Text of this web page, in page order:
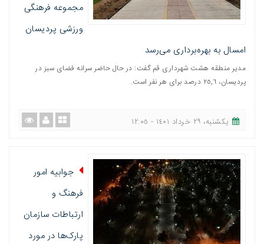
مجموعه فرهنگی
ورزشی پردیسان
امسال به بهره‌برداری می‌رسد
مدیر منطقه هشت شهرداری قم گفت: در حال حاضر سرانه فضای سبز در
پردیسان، ٢٥,٦ درصد برای هر نفر است.
یکشنبه، ٢٩ خرداد ١٤٠١ - ١٢:٠٥
جوابیه امور
فرهنگ و
ارتباطات سازمان
پارک‌ها در مورد